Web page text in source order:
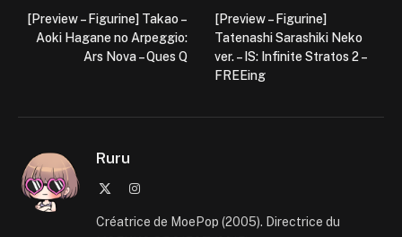
[Preview – Figurine] Takao –
Aoki Hagane no Arpeggio:
Ars Nova – Ques Q
[Preview – Figurine]
Tatenashi Sarashiki Neko
ver. – IS: Infinite Stratos 2 –
FREEing
Ruru
Instagram
Créatrice de MoePop (2005). Directrice du